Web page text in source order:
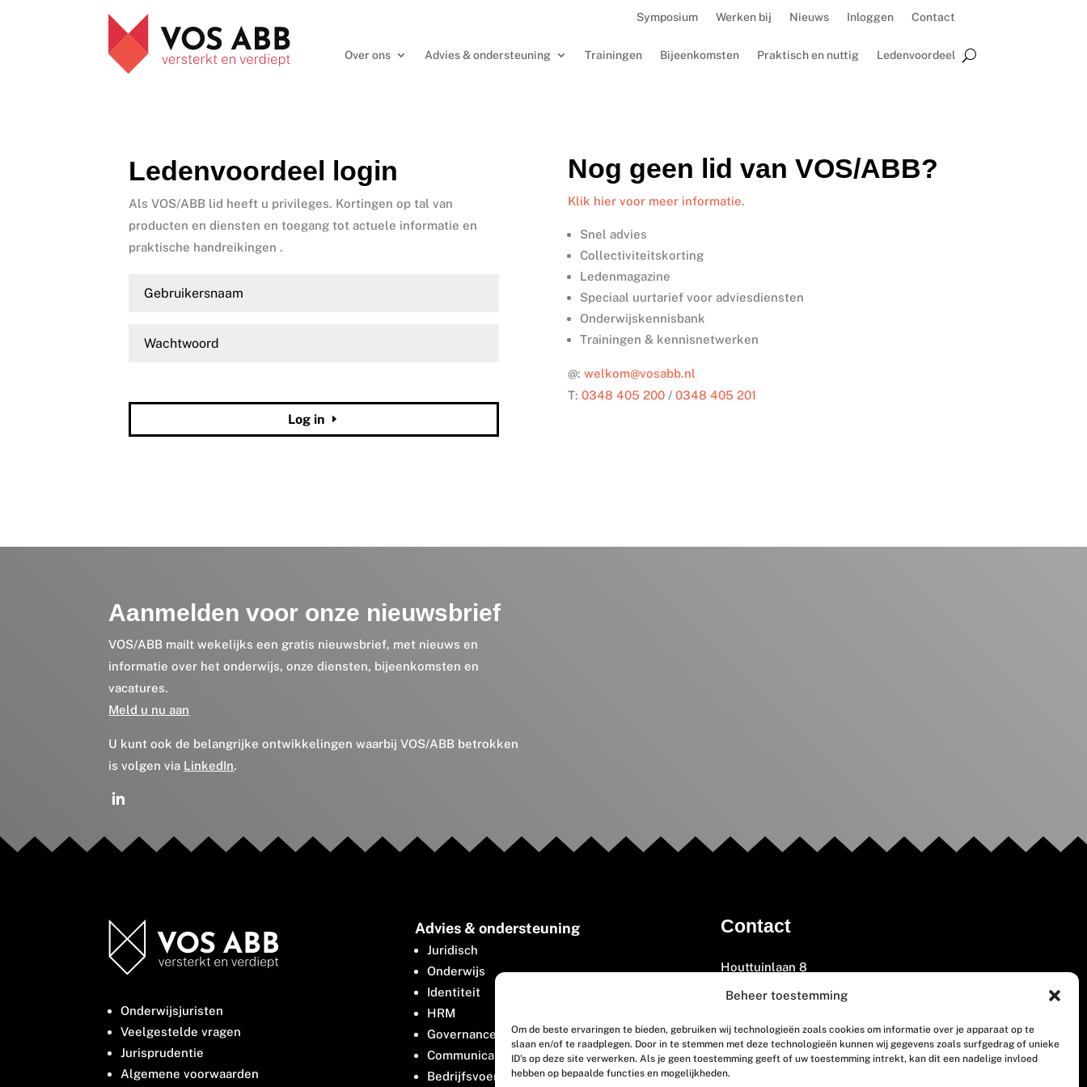
Beheer toestemming
Om de beste ervaringen te bieden, gebruiken wij technologieën zoals cookies om informatie over je apparaat op te
slaan en/of te raadplegen. Door in te stemmen met deze technologieën kunnen wij gegevens zoals surfgedrag of unieke
ID's op deze site verwerken. Als je geen toestemming geeft of uw toestemming intrekt, kan dit een nadelige invloed
hebben op bepaalde functies en mogelijkheden.
Symposium Werken bij Nieuws Inloggen Contact
Over ons Advies & ondersteuning Trainingen Bijeenkomsten Praktisch en nuttig Ledenvoordeel
Ledenvoordeel login
Als VOS/ABB lid heeft u privileges. Kortingen op tal van
producten en diensten en toegang tot actuele informatie en
praktische handreikingen .
Log in
Nog geen lid van VOS/ABB?
Klik hier voor meer informatie.
Snel advies
Collectiviteitskorting
Ledenmagazine
Speciaal uurtarief voor adviesdiensten
Onderwijskennisbank
Trainingen & kennisnetwerken
@: welkom@vosabb.nl
T: 0348 405 200/ 0348 405 201
Aanmelden voor onze nieuwsbrief
VOS/ABB mailt wekelijks een gratis nieuwsbrief, met nieuws en
informatie over het onderwijs, onze diensten, bijeenkomsten en
vacatures.
Meld u nu aan
U kunt ook de belangrijke ontwikkelingen waarbij VOS/ABB betrokken
is volgen via LinkedIn.
Onderwijsjuristen
Veelgestelde vragen
Jurisprudentie
Algemene voorwaarden
Advies & ondersteuning
Juridisch
Onderwijs
Identiteit
HRM
Governance
Communicatie
Bedrijfsvoering
Contact
Houttuinlaan 8
3447 GM Woerden
(0348) 405 200
welkom@vosabb.nl
Privacy, disclaimer en copyright